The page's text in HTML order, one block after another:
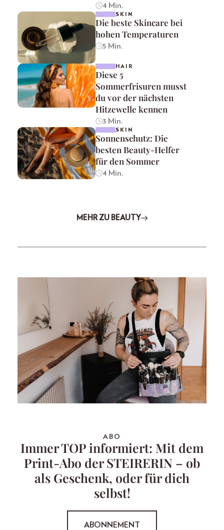
4 Min.
SKIN
Die beste Skincare bei
hohen Temperaturen
5 Min.
HAIR
Diese 5
Sommerfrisuren musst
du vor der nächsten
Hitzewelle kennen
3 Min.
SKIN
Sonnenschutz: Die
besten Beauty-Helfer
für den Sommer
4 Min.
MEHR ZU BEAUTY
ABO
Immer TOP informiert: Mit dem
Print-Abo der STEIRERIN – ob
als Geschenk, oder für dich
selbst!
ABONNEMENT